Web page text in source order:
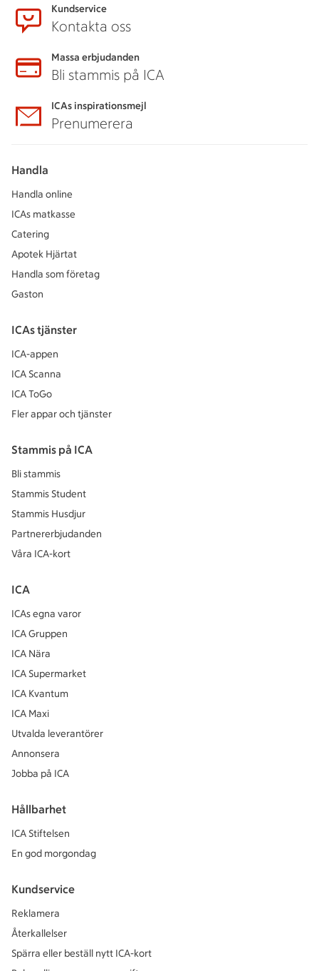
Kundservice
Kontakta oss
Massa erbjudanden
Bli stammis på ICA
ICAs inspirationsmejl
Prenumerera
Handla
Handla online
ICAs matkasse
Catering
Apotek Hjärtat
Handla som företag
Gaston
ICAs tjänster
ICA-appen
ICA Scanna
ICA ToGo
Fler appar och tjänster
Stammis på ICA
Bli stammis
Stammis Student
Stammis Husdjur
Partnererbjudanden
Våra ICA-kort
ICA
ICAs egna varor
ICA Gruppen
ICA Nära
ICA Supermarket
ICA Kvantum
ICA Maxi
Utvalda leverantörer
Annonsera
Jobba på ICA
Hållbarhet
ICA Stiftelsen
En god morgondag
Kundservice
Reklamera
Återkallelser
Spärra eller beställ nytt ICA-kort